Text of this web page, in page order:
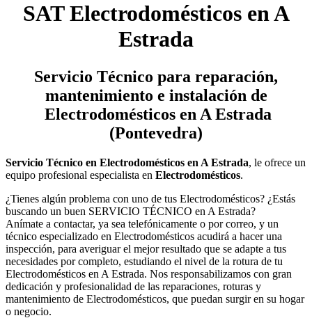
SAT Electrodomésticos en A
Estrada
Servicio Técnico para reparación,
mantenimiento e instalación de
Electrodomésticos en A Estrada
(Pontevedra)
Servicio Técnico en Electrodomésticos en A Estrada, le ofrece un
equipo profesional especialista en Electrodomésticos.
¿Tienes algún problema con uno de tus Electrodomésticos? ¿Estás
buscando un buen SERVICIO TÉCNICO en A Estrada?
Anímate a contactar, ya sea telefónicamente o por correo, y un
técnico especializado en Electrodomésticos acudirá a hacer una
inspección, para averiguar el mejor resultado que se adapte a tus
necesidades por completo, estudiando el nivel de la rotura de tu
Electrodomésticos en A Estrada. Nos responsabilizamos con gran
dedicación y profesionalidad de las reparaciones, roturas y
mantenimiento de Electrodomésticos, que puedan surgir en su hogar
o negocio.